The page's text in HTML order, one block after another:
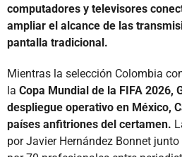
computadores y televisores
ampliar el alcance de las
pantalla tradicional.
Mientras la selección Colombia
la Copa Mundial de la FIFA 2026,
despliegue operativo en México,
países anfitriones del certamen.
por Javier Hernández Bonnet